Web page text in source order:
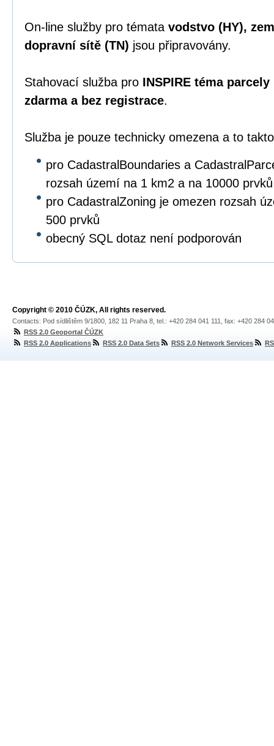
On-line služby pro témata vodstvo (HY),
dopravní sítě (TN) jsou připravovány.
Stahovací služba pro INSPIRE téma
zdarma a bez registrace.
Služba je pouze technicky omezena a to
pro CadastralBoundaries a
rozsah území na 1 km2 a na 10000 prvků
pro CadastralZoning je omezen rozsah
500 prvků
obecný SQL dotaz není podporován
Copyright © 2010 ČÚZK, All rights reserved.
Contacts: Pod sídlištěm 9/1800, 182 11 Praha 8, tel.: +420 284 041 111, fax: +420 284
RSS 2.0 Geoportal ČÚZK
RSS 2.0 Applications
RSS 2.0 Data Sets RSS 2.0 Network Services